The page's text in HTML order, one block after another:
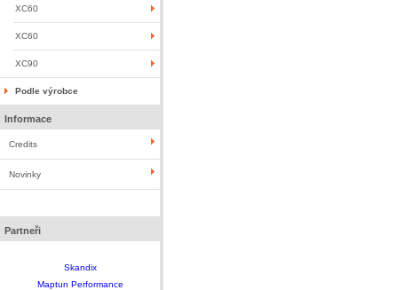
XC60
XC60
XC90
Podle výrobce
Informace
Credits
Novinky
Partneři
Skandix
Maptun Performance